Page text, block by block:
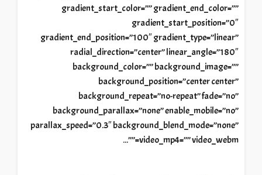
gradient_start_color=”” gradient_end_color=””
gradient_start_position=”0″
gradient_end_position=”100″ gradient_type=”linear”
radial_direction=”center” linear_angle=”180″
background_color=”” background_image=””
background_position=”center center”
background_repeat=”no-repeat” fade=”no”
background_parallax=”none” enable_mobile=”no”
parallax_speed=”0.3″ background_blend_mode=”none”
video_mp4=”” video_webm=””...